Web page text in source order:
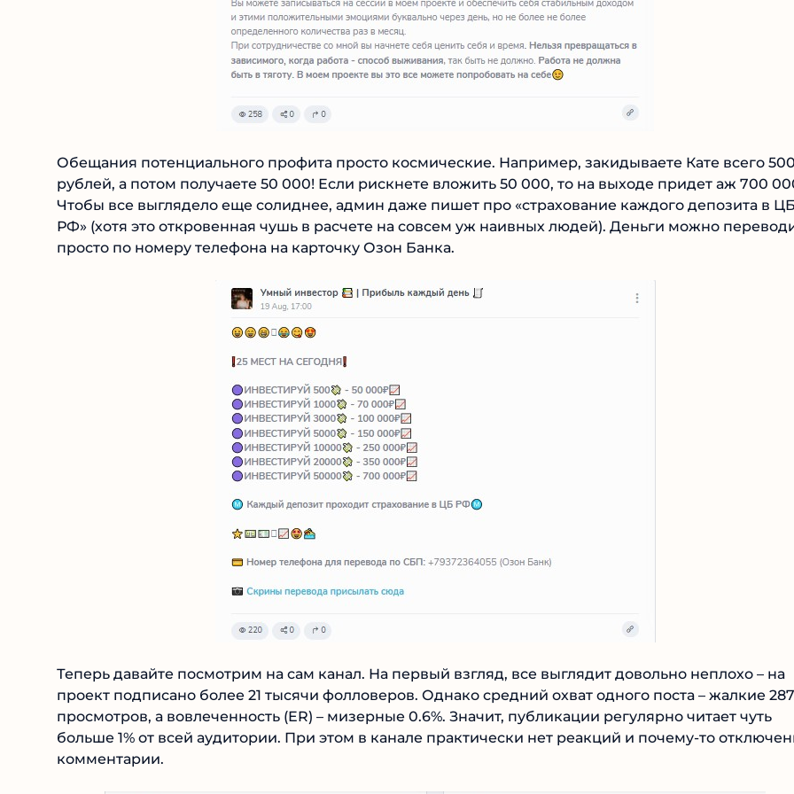
Обещания потенциального профита просто космические. Например, закидываете Кате всего 500
рублей, а потом получаете 50 000! Если рискнете вложить 50 000, то на выходе придет аж 700
Чтобы все выглядело еще солиднее, админ даже пишет про «страхование каждого депозита в ЦБ
РФ» (хотя это откровенная чушь в расчете на совсем уж наивных людей). Деньги можно
переводить просто по номеру телефона на карточку Озон Банка.
Теперь давайте посмотрим на сам канал. На первый взгляд, все выглядит довольно неплохо – на
проект подписано более 21 тысячи фолловеров. Однако средний охват одного поста – жалкие 287
просмотров, а вовлеченность (ER) – мизерные 0.6%. Значит, публикации регулярно читает чуть
больше 1% от всей аудитории. При этом в канале практически нет реакций и почему-то
комментарии.